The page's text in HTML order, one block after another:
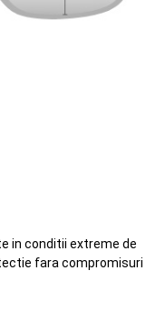
in conditii extreme de
fara compromisuri